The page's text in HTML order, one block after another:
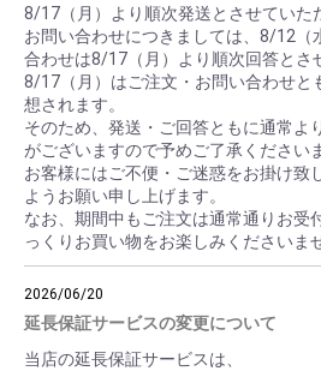
8/17（月）より順次発送とさせていた
お問い合わせにつきましては、8/12（
合わせは8/17（月）より順次回答とさ
8/17（月）はご注文・お問い合わせと
想されます。
そのため、発送・ご回答ともに通常よ
がございますので予めご了承ください
お客様にはご不便・ご迷惑をお掛け致
ようお願い申し上げます。
なお、期間中もご注文は通常通りお受
っくりお買い物をお楽しみくださいま
2026/06/20
延長保証サービスの変更について
当店の延長保証サービスは、